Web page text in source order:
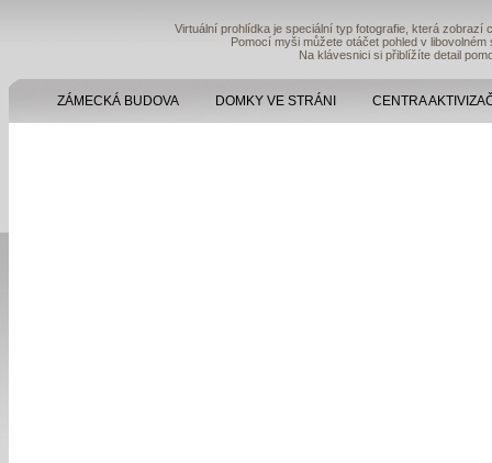
Virtuální prohlídka je speciální typ fotografie, která zobrazí
Pomocí myši můžete otáčet pohled v
Na klávesnici si přiblížíte detail
ZÁMECKÁ BUDOVA DOMKY VE STRÁNI CENTRA